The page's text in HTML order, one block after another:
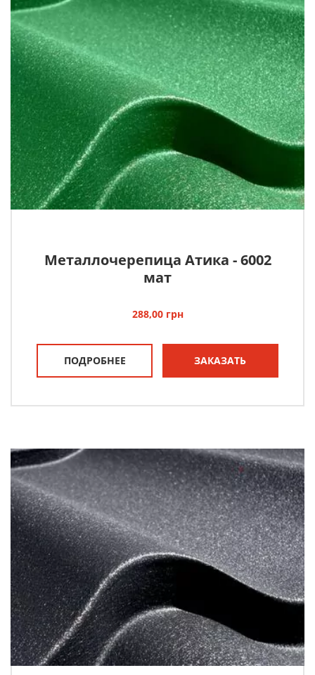
Металлочерепица Атика - 6002
мат
288,00 грн
ПОДРОБНЕЕ ЗАКАЗАТЬ